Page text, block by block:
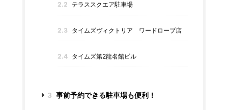
2.2 テラススクエア駐車場
2.3 タイムズヴィクトリア ワードローブ店
2.4 タイムズ第2龍名館ビル
3 事前予約できる駐車場も便利！